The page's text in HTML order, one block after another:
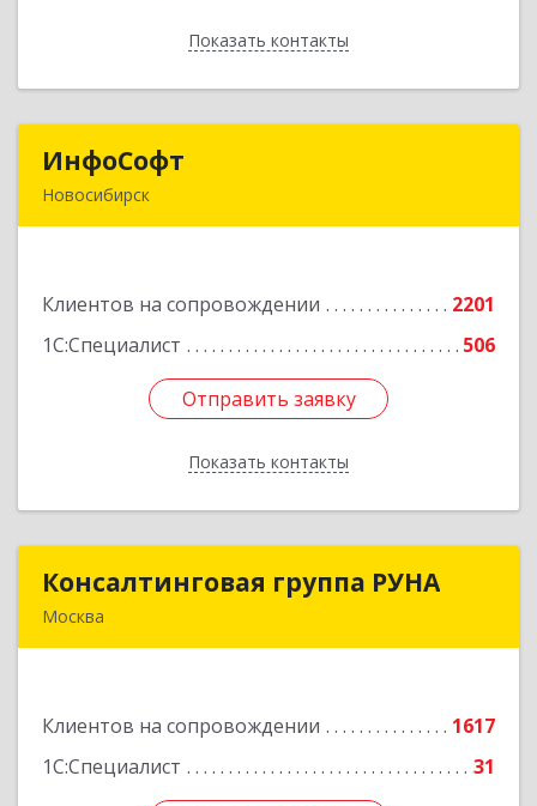
Показать контакты
Назад
ИнфоСофт
Новосибирск
Клиентов на сопровождении
2201
1С:Специалист
506
Отправить заявку
Показать контакты
Подробнее
Отправить заявку
Назад
Консалтинговая группа РУНА
Москва
Клиентов на сопровождении
1617
1С:Специалист
31
Консалтинговая группа РУНА
Подробнее